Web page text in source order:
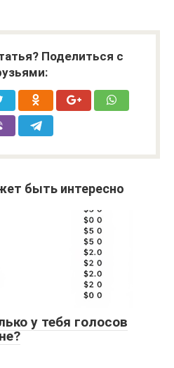
Поделиться с
быть интересно
у тебя голосов